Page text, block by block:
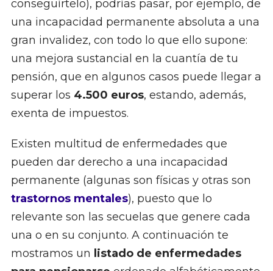
conseguírtelo), podrías pasar, por ejemplo, de
una incapacidad permanente absoluta a una
gran invalidez, con todo lo que ello supone:
una mejora sustancial en la cuantía de tu
pensión, que en algunos casos puede llegar a
superar los 4.500 euros, estando, además,
exenta de impuestos.
Existen multitud de enfermedades que
pueden dar derecho a una incapacidad
permanente (algunas son físicas y otras son
trastornos mentales), puesto que lo
relevante son las secuelas que genere cada
una o en su conjunto. A continuación te
mostramos un listado de enfermedades